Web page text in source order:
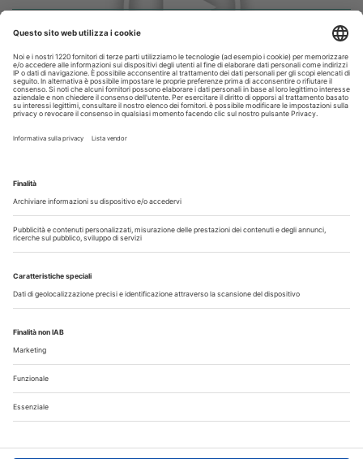
Odontoiatria33
Copyright © 2026 - All Rights Reserved